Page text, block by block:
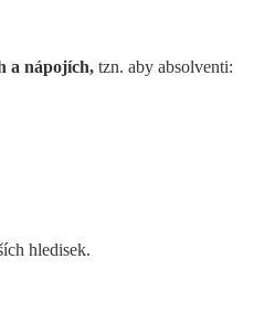
a nápojích, tzn. aby absolventi:
hledisek.